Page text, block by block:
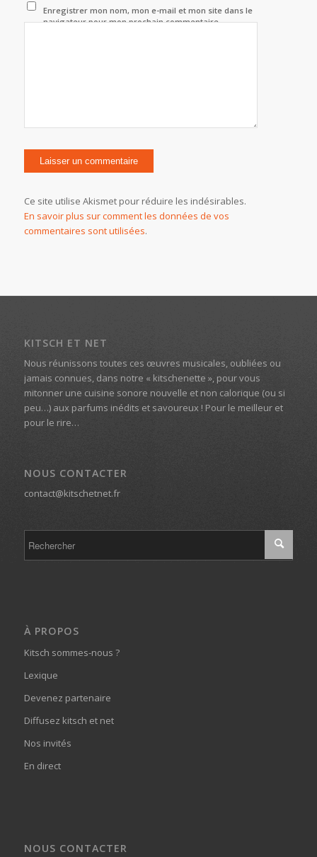
Enregistrer mon nom, mon e-mail et mon site dans le
navigateur pour mon prochain commentaire.
Ce site utilise Akismet pour réduire les indésirables.
En savoir plus sur comment les données de vos
commentaires sont utilisées.
KITSCH ET NET
Nous réunissons toutes ces œuvres musicales, oubliées ou
jamais connues, dans notre « kitschenette », pour vous
mitonner une cuisine sonore nouvelle et non calorique (ou si
peu…) aux parfums inédits et savoureux ! Pour le meilleur et
pour le rire…
NOUS CONTACTER
contact@kitschetnet.fr
À PROPOS
Kitsch sommes-nous ?
Lexique
Devenez partenaire
Diffusez kitsch et net
Nos invités
En direct
NOUS CONTACTER